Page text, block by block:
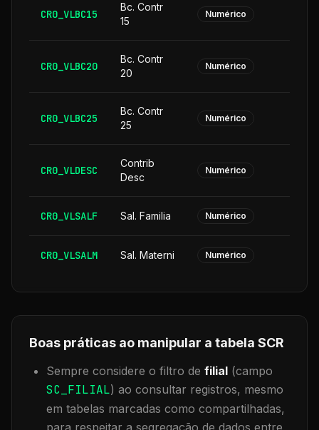
CR0_VLBC15
Bc. Contr
15
Numérico
CR0_VLBC20
Bc. Contr
20
Numérico
CR0_VLBC25
Bc. Contr
25
Numérico
CR0_VLDESC
Contrib
Desc
Numérico
CR0_VLSALF Sal. Familia Numérico
CR0_VLSALM Sal. Materni Numérico
Boas práticas ao manipular a tabela SCR
Sempre considere o filtro de filial (campo
SC_FILIAL) ao consultar registros, mesmo
em tabelas marcadas como compartilhadas,
para respeitar a segregação de dados entre